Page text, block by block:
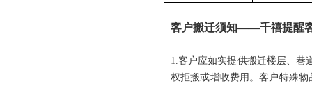
客户搬迁须知——千禧提醒
1.客户应如实提供搬迁楼层、巷
权拒搬或增收费用。客户特殊